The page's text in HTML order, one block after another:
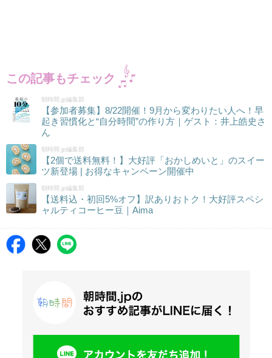
この記事もチェック
朝時間.jp編集部
【参加者募集】8/22開催！9月から変わりたい人へ！早
起き習慣化と“自分時間”の作り方｜ゲスト：井上皓史さ
ん
朝時間.jp編集部
【2個で送料無料！】大好評「おかしめいと」のスイー
ツ新登場 | お得なキャンペーン開催中
朝時間.jp編集部
【送料込・初回5%オフ】訳ありおトク！大好評スペシ
ャルティコーヒー豆｜Aima